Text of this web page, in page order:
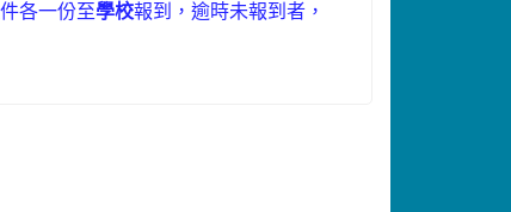
各一份至學校報到，逾時未報到者，